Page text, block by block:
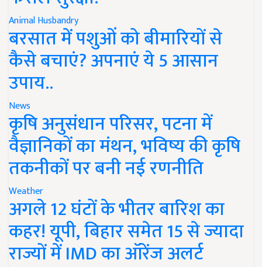
Animal Husbandry
बरसात में पशुओं को बीमारियों से
कैसे बचाएं? अपनाएं ये 5 आसान
उपाय..
News
कृषि अनुसंधान परिसर, पटना में
वैज्ञानिकों का मंथन, भविष्य की कृषि
तकनीकों पर बनी नई रणनीति
Weather
अगले 12 घंटों के भीतर बारिश का
कहर! यूपी, बिहार समेत 15 से ज्यादा
राज्यों में IMD का ऑरेंज अलर्ट